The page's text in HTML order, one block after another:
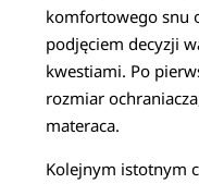
komfortowego snu
podjęciem decyzji
kwestiami. Po
rozmiar
materaca.
Kolejnym istotnym